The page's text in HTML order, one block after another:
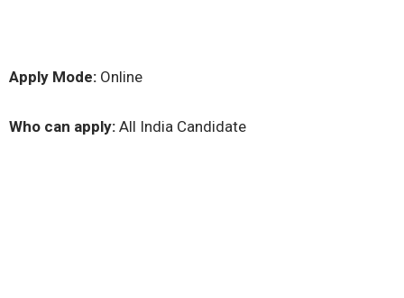
Apply Mode: Online
Who can apply: All India Candidate